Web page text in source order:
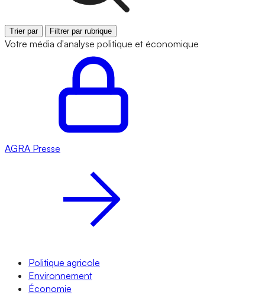
Trier par Filtrer par rubrique
Votre média d'analyse politique et économique
AGRA Presse
Politique agricole
Environnement
Économie